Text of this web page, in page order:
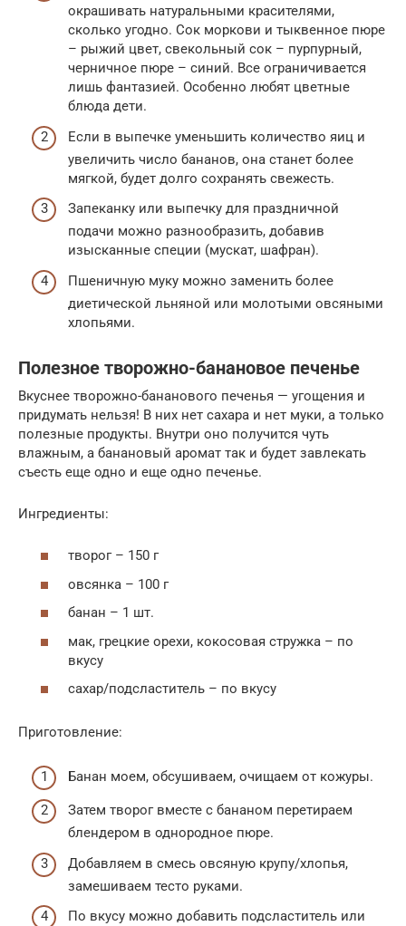
окрашивать натуральными красителями,
сколько угодно. Сок моркови и тыквенное пюре
– рыжий цвет, свекольный сок – пурпурный,
черничное пюре – синий. Все ограничивается
лишь фантазией. Особенно любят цветные
блюда дети.
Если в выпечке уменьшить количество яиц и
увеличить число бананов, она станет более
мягкой, будет долго сохранять свежесть.
Запеканку или выпечку для праздничной
подачи можно разнообразить, добавив
изысканные специи (мускат, шафран).
Пшеничную муку можно заменить более
диетической льняной или молотыми овсяными
хлопьями.
Полезное творожно-банановое печенье
Вкуснее творожно-бананового печенья — угощения и
придумать нельзя! В них нет сахара и нет муки, а только
полезные продукты. Внутри оно получится чуть
влажным, а банановый аромат так и будет завлекать
съесть еще одно и еще одно печенье.
Ингредиенты:
творог – 150 г
овсянка – 100 г
банан – 1 шт.
мак, грецкие орехи, кокосовая стружка – по
вкусу
сахар/подсластитель – по вкусу
Приготовление:
Банан моем, обсушиваем, очищаем от кожуры.
Затем творог вместе с бананом перетираем
блендером в однородное пюре.
Добавляем в смесь овсяную крупу/хлопья,
замешиваем тесто руками.
По вкусу можно добавить подсластитель или